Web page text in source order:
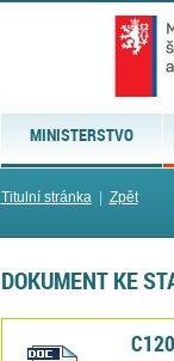
MINISTERSTVO
Titulní stránka| Zpět
DOKUMENT KE